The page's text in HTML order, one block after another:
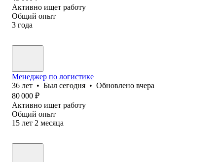
Активно ищет работу
Общий опыт
3 года
Менеджер по логистике
36 лет • Был сегодня • Обновлено вчера
80 000 ₽
Активно ищет работу
Общий опыт
15 лет 2 месяца